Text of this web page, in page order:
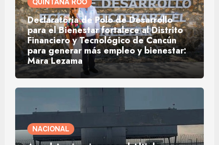
QUINTANA ROO
Declaratoria de Polo de Desarrollo
para el Bienestar fortalece al Distrito
Financiero y Tecnológico de Cancún
para generar más empleo y bienestar:
Mara Lezama
NACIONAL